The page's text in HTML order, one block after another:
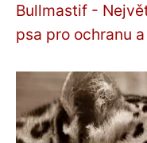
Bullmastif -
psa pro ochranu